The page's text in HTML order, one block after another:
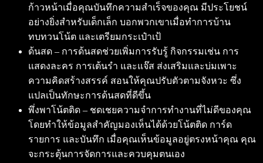
ก้าวหน้าเมื่อคุณบันทึกความสำเร็จของคุณ มีประโยชน์
อย่างยิ่งสำหรับเด็กเล็ก บอกพวกเขาเมื่อทำการบ้าน
ทบทวนโน้ต และเตรียมกระเป๋าเป้
ด้นสด – การด้นสดช่วยเพิ่มการรับรู้ กิจกรรมเช่น การ
แสดงละคร การเต้นรำ และแจ๊ส ส่งเสริมและบ่มเพาะ
ความคิดสร้างสรรค์ สอนให้คุณปรับตัวตามจังหวะ ซึ่ง
แปลเป็นทักษะการด้นสดที่ดีขึ้น
พึ่งพาโน้ตติด – ชดเชยความจำการทำงานที่ไม่ดีของคุณ
โดยทำให้ข้อมูลสำคัญมองเห็นได้ด้วยโน้ตติด การ์ด
รายการ และบันทึก เมื่อคุณเห็นข้อมูลอยู่ตรงหน้าคุณ คุณ
จะกระตุ้นการจัดการและควบคุมตนเอง